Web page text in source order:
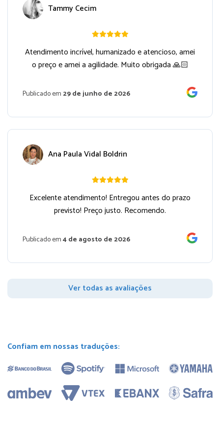
Tammy Cecim
Atendimento incrível, humanizado e atencioso, amei
o preço e amei a agilidade. Muito obrigada 🙏🏻
Publicado em 29 de junho de 2026
Ana Paula Vidal Boldrin
Excelente atendimento! Entregou antes do prazo
previsto! Preço justo. Recomendo.
Publicado em4 de agosto de 2026
Ver todas as avaliações
Confiam em nossas traduções: